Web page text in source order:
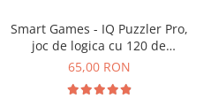
Smart Games - IQ Puzzler Pro,
joc de logica cu 120 de
provocari, 6+ ani
65,00 RON